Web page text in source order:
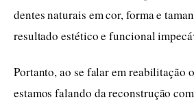
dentes naturais em cor, forma e
resultado estético e funcional
Portanto, ao se falar em reabilitação
estamos falando da reconstrução